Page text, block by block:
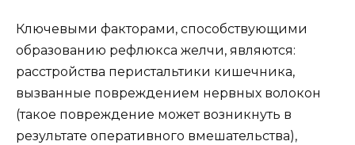
Ключевыми факторами, способствующими
образованию рефлюкса желчи, являются:
расстройства перистальтики кишечника,
вызванные повреждением нервных волокон
(такое повреждение может возникнуть в
результате оперативного вмешательства),